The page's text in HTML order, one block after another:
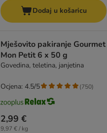
Dodaj u košaricu
Mješovito pakiranje Gourmet
Mon Petit 6 x 50 g
Govedina, teletina, janjetina
2,99 €
9,97 € / kg
Ocjena: 4.5/5 (750)